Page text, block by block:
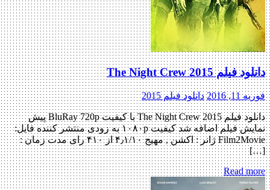
دانلود فیلم The Night Crew 2015
فوریه 11, 2016 دانلود فیلم 2015
دانلود فیلم The Night Crew 2015 با کیفیت BluRay 720p پیش
نمایش فیلم اضافه شد کیفیت ۱۰۸۰p به زودی منتشر کننده فایل:
Film2Movie ژانر : اکشن , مهیج ۴٫۱/۱۰ از ۴۱۰ رای مدت زمان :
[…]
Read more